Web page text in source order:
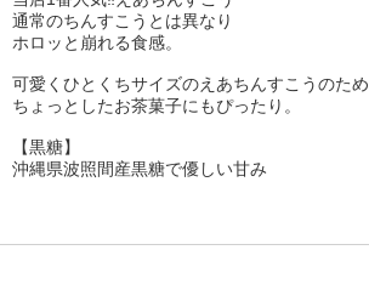
通常のちんすこうとは異なり
ホロッと崩れる食感。
可愛くひとくちサイズのえあちんすこうのため
ちょっとしたお茶菓子にもぴったり。
【黒糖】
沖縄県波照間産黒糖で優しい甘み